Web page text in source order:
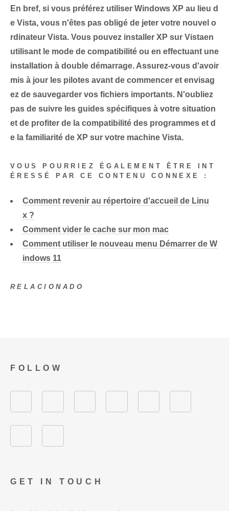
En bref, si vous préférez utiliser Windows XP au lieu d
e Vista,⁤ vous n'êtes pas obligé de jeter votre nouvel o
rdinateur Vista. Vous pouvez⁤ installer XP sur Vista⁤en
utilisant⁣ le mode de compatibilité ou en effectuant une⁣
installation à double démarrage. Assurez-vous d'avoir
mis à jour les pilotes avant de commencer et envisag
ez de sauvegarder vos fichiers importants. N'oubliez
pas de suivre les guides spécifiques à votre situation
et de profiter de la compatibilité des programmes et d
e la familiarité de XP sur votre machine Vista.
VOUS POURRIEZ ÉGALEMENT ÊTRE INT
ÉRESSÉ PAR CE CONTENU CONNEXE :
Comment revenir au répertoire d'accueil de Linu
x ?
Comment vider le cache sur mon mac
Comment utiliser le nouveau menu Démarrer de W
indows 11
RELACIONADO
GET IN TOUCH
FOLLOW